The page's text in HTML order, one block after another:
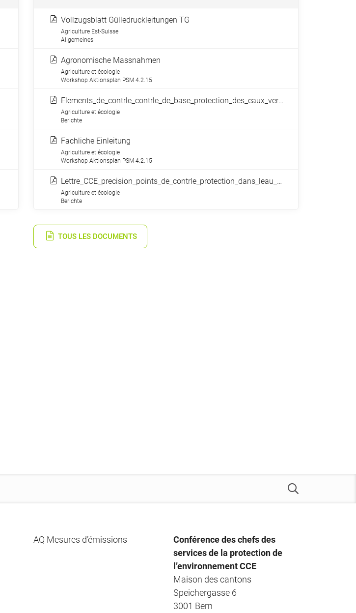
Vollzugsblatt Gülledruckleitungen TG
Agriculture Est-Suisse
Allgemeines
Agronomische Massnahmen
Agriculture et écologie
Workshop Aktionsplan PSM 4.2.15
Elements_de_contrle_contrle_de_base_protection_des_eaux_version_du_17.8.21.pdf
Agriculture et écologie
Berichte
Fachliche Einleitung
Agriculture et écologie
Workshop Aktionsplan PSM 4.2.15
Lettre_CCE_precision_points_de_contrle_protection_dans_leau_dans_lagriculture_def.pdf
Agriculture et écologie
Berichte
TOUS LES DOCUMENTS
AQ Mesures d’émissions
Conférence des chefs des
services de la protection de
l’environnement CCE
Maison des cantons
Speichergasse 6
3001 Bern